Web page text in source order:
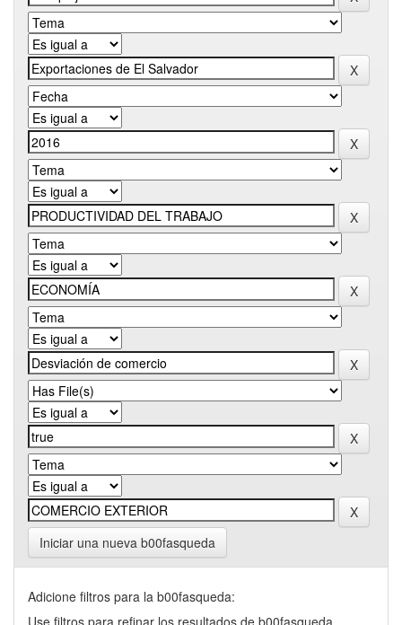
Iniciar una nueva b00fasqueda
Adicione filtros para la b00fasqueda:
Use filtros para refinar los resultados de b00fasqueda.